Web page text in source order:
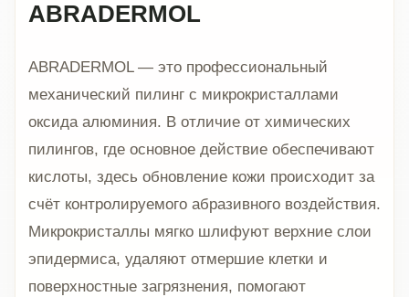
ABRADERMOL
ABRADERMOL — это профессиональный
механический пилинг с микрокристаллами
оксида алюминия. В отличие от химических
пилингов, где основное действие обеспечивают
кислоты, здесь обновление кожи происходит за
счёт контролируемого абразивного воздействия.
Микрокристаллы мягко шлифуют верхние слои
эпидермиса, удаляют отмершие клетки и
поверхностные загрязнения, помогают